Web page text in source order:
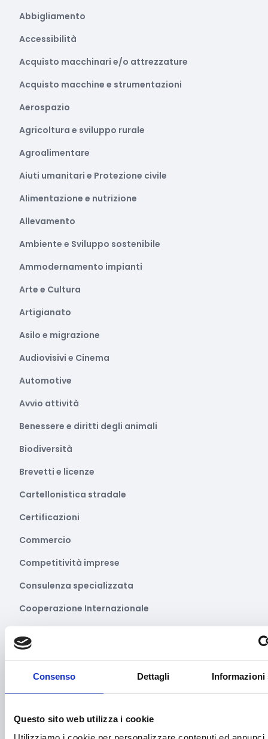
Consenso Dettagli Informazioni
Questo sito web utilizza i cookie
Abbigliamento
Accessibilità
Acquisto macchinari e/o attrezzature
Acquisto macchine e strumentazioni
Aerospazio
Agricoltura e sviluppo rurale
Agroalimentare
Aiuti umanitari e Protezione civile
Alimentazione e nutrizione
Allevamento
Ambiente e Sviluppo sostenibile
Ammodernamento impianti
Arte e Cultura
Artigianato
Asilo e migrazione
Audiovisivi e Cinema
Automotive
Avvio attività
Benessere e diritti degli animali
Biodiversità
Brevetti e licenze
Cartellonistica stradale
Certificazioni
Commercio
Competitività imprese
Consulenza specializzata
Cooperazione Internazionale
Diritti e Cittadinanza
E-commerce